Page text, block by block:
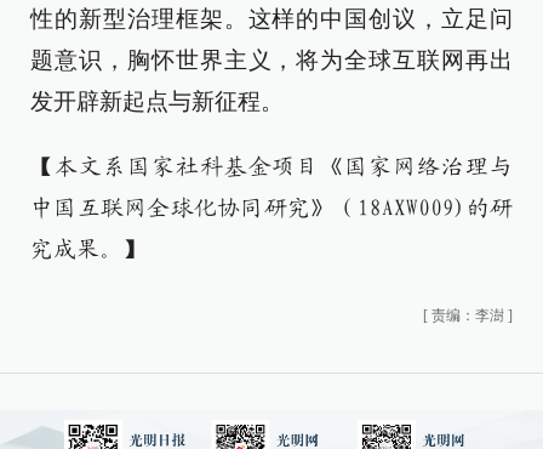
性的新型治理框架。这样的中国创议，立足问
题意识，胸怀世界主义，将为全球互联网再出
发开辟新起点与新征程。
【本文系国家社科基金项目《国家网络治理与
中国互联网全球化协同研究》（18AXW009)的研
究成果。】
[ 责编：李澍 ]